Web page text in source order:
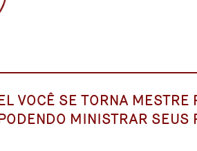
VOCÊ SE TORNA MESTRE
MINISTRAR SEUS